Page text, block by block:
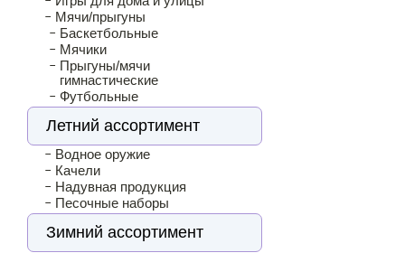
Мячи/прыгуны
Баскетбольные
Мячики
Прыгуны/мячи
гимнастические
Футбольные
Летний ассортимент
Водное оружие
Качели
Надувная продукция
Песочные наборы
Зимний ассортимент